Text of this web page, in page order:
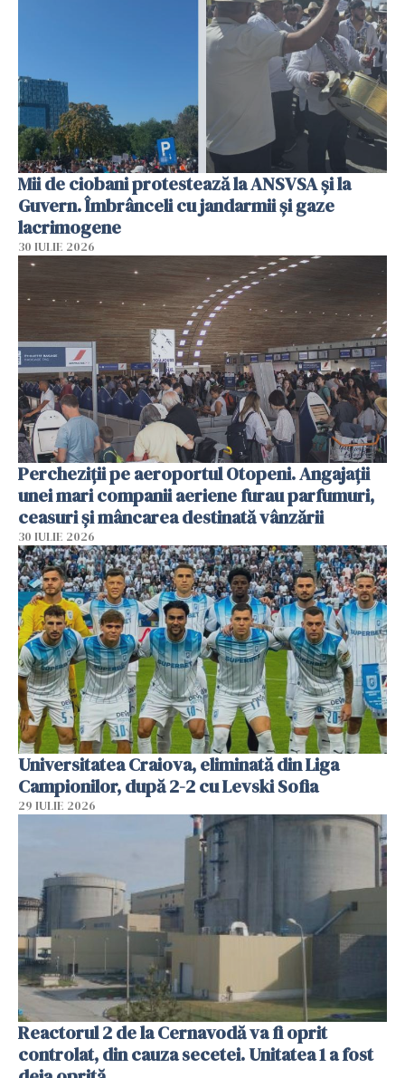
Mii de ciobani protestează la ANSVSA și la
Guvern. Îmbrânceli cu jandarmii și gaze
lacrimogene
30 IULIE 2026
Percheziții pe aeroportul Otopeni. Angajații
unei mari companii aeriene furau parfumuri,
ceasuri și mâncarea destinată vânzării
30 IULIE 2026
Universitatea Craiova, eliminată din Liga
Campionilor, după 2-2 cu Levski Sofia
29 IULIE 2026
Reactorul 2 de la Cernavodă va fi oprit
controlat, din cauza secetei. Unitatea 1 a fost